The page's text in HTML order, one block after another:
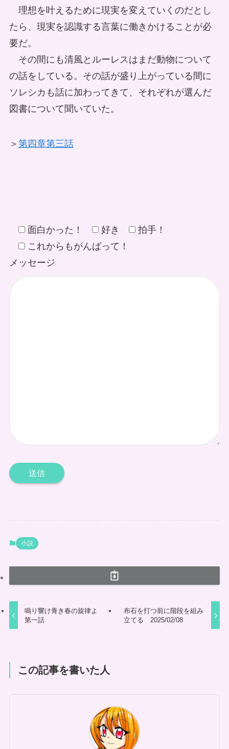
理想を叶えるために現実を変えていくのだとし
たら、現実を認識する言葉に働きかけることが必
要だ。
その間にも清風とルーレスはまだ動物について
の話をしている。その話が盛り上がっている間に
ソレシカも話に加わってきて、それぞれが選んだ
図書について聞いていた。
＞ 第四章第三話
面白かった！ 好き
拍手！
これからもがんばって！
メッセージ
小説
鳴り響け青き春の旋律よ
第一話
布石を打つ前に階段を組み
立てる 2025/02/08
この記事を書いた人